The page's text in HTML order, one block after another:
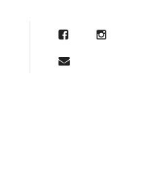
FacebookInstagram
Mail